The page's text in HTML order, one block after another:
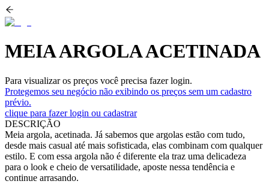
MEIA ARGOLA ACETINADA
Para visualizar os preços você precisa fazer login.
Protegemos seu negócio não exibindo os preços sem um cadastro
prévio.
clique para fazer login ou cadastrar
DESCRIÇÃO
Meia argola, acetinada. Já sabemos que argolas estão com tudo,
desde mais casual até mais sofisticada, elas combinam com qualquer
estilo. E com essa argola não é diferente ela traz uma delicadeza
para o look e cheio de versatilidade, aposte nessa tendência e
continue arrasando.